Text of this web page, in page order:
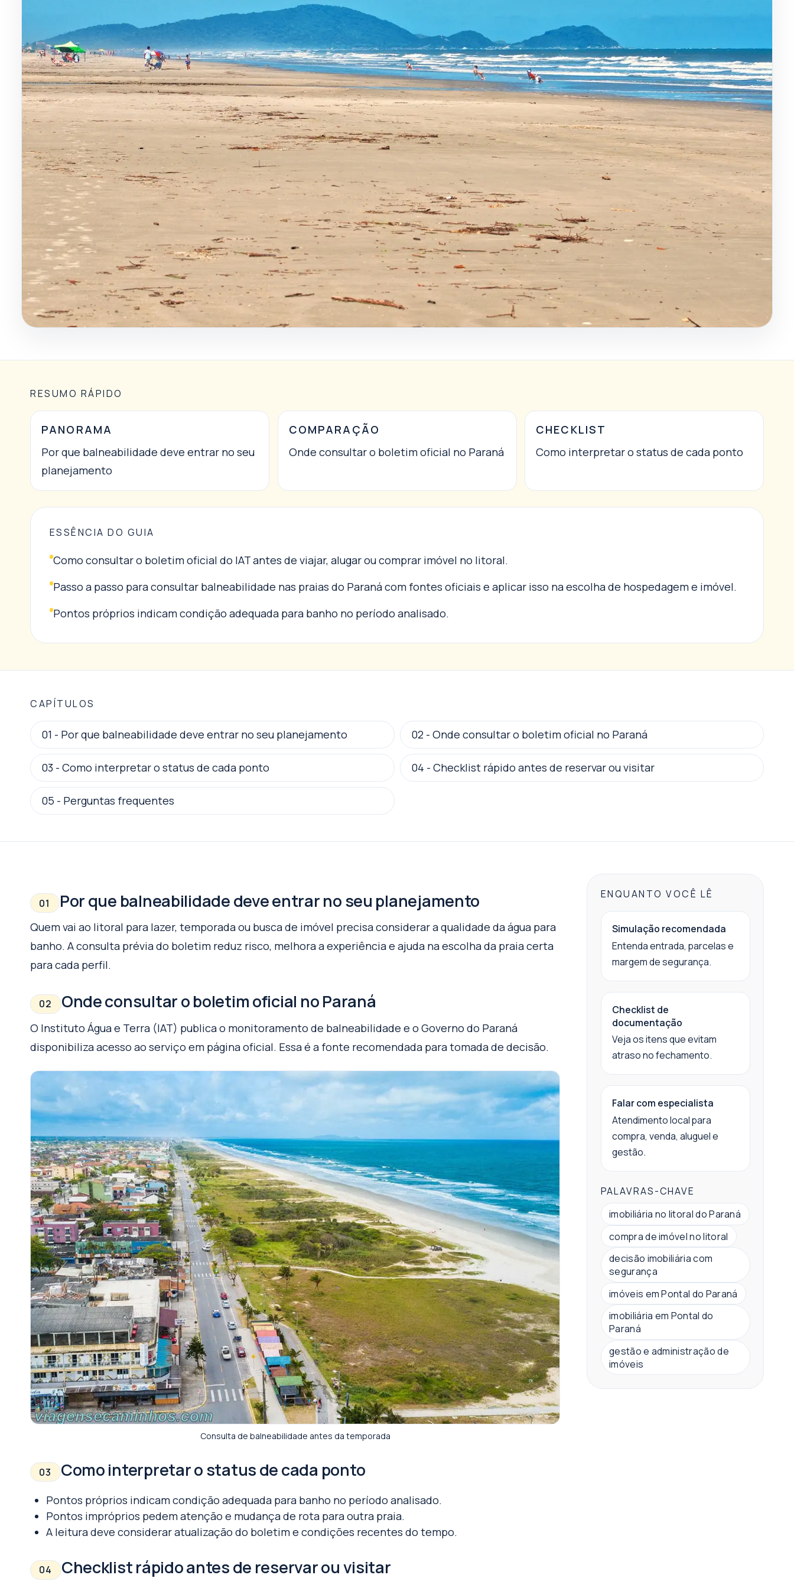
RESUMO RÁPIDO
PANORAMA
Por que balneabilidade deve entrar no seu
planejamento
COMPARAÇÃO
Onde consultar o boletim oficial no Paraná
CHECKLIST
Como interpretar o status de cada ponto
ESSÊNCIA DO GUIA
Como consultar o boletim oficial do IAT antes de viajar, alugar ou comprar imóvel no litoral.
Passo a passo para consultar balneabilidade nas praias do Paraná com fontes oficiais e aplicar isso na escolha de hospedagem e imóvel.
Pontos próprios indicam condição adequada para banho no período analisado.
CAPÍTULOS
01 - Por que balneabilidade deve entrar no seu planejamento 02- Onde consultar o boletim oficial no Paraná
03 - Como interpretar o status de cada ponto 04 - Checklist rápido antes de reservar ou visitar
05 - Perguntas frequentes
01 Por que balneabilidade deve entrar no seu planejamento
Quem vai ao litoral para lazer, temporada ou busca de imóvel precisa considerar a qualidade da água para
banho. A consulta prévia do boletim reduz risco, melhora a experiência e ajuda na escolha da praia certa
para cada perfil.
02 Onde consultar o boletim oficial no Paraná
O Instituto Água e Terra (IAT) publica o monitoramento de balneabilidade e o Governo do Paraná
disponibiliza acesso ao serviço em página oficial. Essa é a fonte recomendada para tomada de decisão.
Consulta de balneabilidade antes da temporada
03 Como interpretar o status de cada ponto
Pontos próprios indicam condição adequada para banho no período analisado.
Pontos impróprios pedem atenção e mudança de rota para outra praia.
A leitura deve considerar atualização do boletim e condições recentes do tempo.
04 Checklist rápido antes de reservar ou visitar
ENQUANTO VOCÊ LÊ
Simulação recomendada
Entenda entrada, parcelas e
margem de segurança.
Checklist de
documentação
Veja os itens que evitam
atraso no fechamento.
Falar com especialista
Atendimento local para
compra, venda, aluguel e
gestão.
PALAVRAS-CHAVE
imobiliária no litoral do Paraná
compra de imóvel no litoral
decisão imobiliária com
segurança
imóveis em Pontal do Paraná
imobiliária em Pontal do
Paraná
gestão e administração de
imóveis